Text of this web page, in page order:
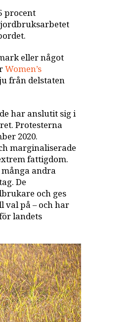
procent
eller något
Women’s
från delstaten
har anslutit sig i
Protesterna
2020.
marginaliserade
fattigdom.
andra
De
och ges
val på – och har
landets